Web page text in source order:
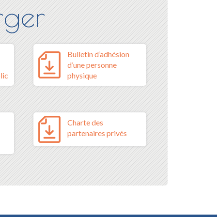
Bulletin d’adhésion
d’une personne
physique
Charte des
partenaires privés